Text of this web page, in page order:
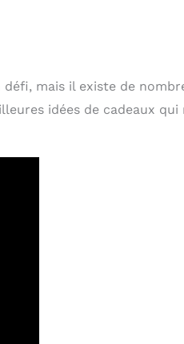
mais il existe de
idées de cadeaux